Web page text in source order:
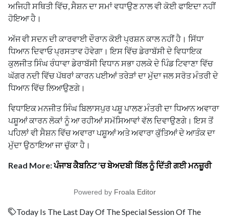
ਅਜਿਹੀ ਸਥਿਤੀ ਵਿੱਚ, ਸੈਸ਼ਨ ਦਾ ਸਮਾਂ ਵਧਾਉਣ ਨਾਲ ਵੀ ਕੋਈ ਫਾਇਦਾ ਨਹੀਂ
ਹੋਇਆ ਹੈ।
ਅੱਜ ਵੀ ਸਦਨ ਦੀ ਕਾਰਵਾਈ ਦੌਰਾਨ ਕੋਈ ਪ੍ਰਸ਼ਨ ਕਾਲ ਨਹੀਂ ਹੈ। ਸਿੱਧਾ
ਧਿਆਨ ਦਿਵਾਓ ਪ੍ਰਸਤਾਵ ਹੋਵੇਗਾ। ਇਸ ਵਿੱਚ ਡੇਰਾਬੱਸੀ ਦੇ ਵਿਧਾਇਕ
ਕੁਲਜੀਤ ਸਿੰਘ ਰੰਧਾਵਾ ਡੇਰਾਬੱਸੀ ਵਿਧਾਨ ਸਭਾ ਹਲਕੇ ਦੇ ਪਿੰਡ ਟਿਵਾਣਾ ਵਿੱਚ
ਘੱਗਰ ਨਦੀ ਵਿੱਚ ਪੱਥਰਾਂ ਕਾਰਨ ਪਈਆਂ ਤਰੇੜਾਂ ਦਾ ਮੁੱਦਾ ਜਲ ਸਰੋਤ ਮੰਤਰੀ ਦੇ
ਧਿਆਨ ਵਿੱਚ ਲਿਆਉਣਗੇ।
ਵਿਧਾਇਕ ਮਨਜੀਤ ਸਿੰਘ ਬਿਲਾਸਪੁਰ ਪਸ਼ੂ ਪਾਲਣ ਮੰਤਰੀ ਦਾ ਧਿਆਨ ਅਵਾਰਾ
ਪਸ਼ੂਆਂ ਕਾਰਨ ਲੋਕਾਂ ਨੂੰ ਆ ਰਹੀਆਂ ਸਮੱਸਿਆਵਾਂ ਵੱਲ ਦਿਵਾਉਣਗੇ। ਇਸ ਤੋਂ
ਪਹਿਲਾਂ ਵੀ ਸੈਸ਼ਨ ਵਿੱਚ ਅਵਾਰਾ ਪਸ਼ੂਆਂ ਅਤੇ ਅਵਾਰਾ ਕੁੱਤਿਆਂ ਦੇ ਆਤੰਕ ਦਾ
ਮੁੱਦਾ ਉਠਾਇਆ ਜਾ ਚੁੱਕਾ ਹੈ।
Read More:ਪੰਜਾਬ ਕੈਬਨਿਟ ’ਚ ਬੇਅਦਬੀ ਬਿੱਲ ਨੂੰ ਦਿੱਤੀ ਗਈ ਮਨਜ਼ੂਰੀ
Powered by Froala Editor
Today Is The Last Day Of The Special Session Of The